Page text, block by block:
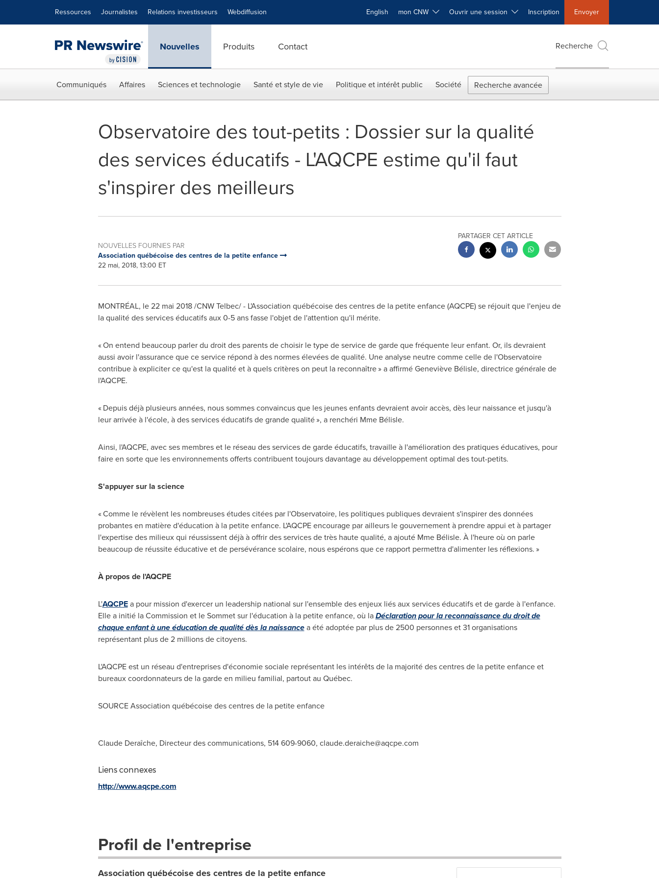
Ressources Journalistes Relations investisseurs Webdiffusion English mon CNW Ouvrir une session Inscription Envoyer
Nouvelles Produits Contact Recherche
Communiqués Affaires Sciences et technologie Santé et style de vie Politique et intérêt public Société Recherche avancée
Observatoire des tout-petits : Dossier sur la qualité
des services éducatifs - L'AQCPE estime qu'il faut
s'inspirer des meilleurs
NOUVELLES FOURNIES PAR
Association québécoise des centres de la petite enfance
22 mai, 2018, 13:00 ET
PARTAGER CET ARTICLE
MONTRÉAL, le 22 mai 2018 /CNW Telbec/ - L'Association québécoise des centres de la petite enfance (AQCPE) se réjouit que l'enjeu de
la qualité des services éducatifs aux 0-5 ans fasse l'objet de l'attention qu'il mérite.
« On entend beaucoup parler du droit des parents de choisir le type de service de garde que fréquente leur enfant. Or, ils devraient
aussi avoir l'assurance que ce service répond à des normes élevées de qualité. Une analyse neutre comme celle de l'Observatoire
contribue à expliciter ce qu'est la qualité et à quels critères on peut la reconnaître » a affirmé Geneviève Bélisle, directrice générale de
l'AQCPE.
« Depuis déjà plusieurs années, nous sommes convaincus que les jeunes enfants devraient avoir accès, dès leur naissance et jusqu'à
leur arrivée à l'école, à des services éducatifs de grande qualité », a renchéri Mme Bélisle.
Ainsi, l'AQCPE, avec ses membres et le réseau des services de garde éducatifs, travaille à l'amélioration des pratiques éducatives, pour
faire en sorte que les environnements offerts contribuent toujours davantage au développement optimal des tout-petits.
S'appuyer sur la science
« Comme le révèlent les nombreuses études citées par l'Observatoire, les politiques publiques devraient s'inspirer des données
probantes en matière d'éducation à la petite enfance. L'AQCPE encourage par ailleurs le gouvernement à prendre appui et à partager
l'expertise des milieux qui réussissent déjà à offrir des services de très haute qualité, a ajouté Mme Bélisle. À l'heure où on parle
beaucoup de réussite éducative et de persévérance scolaire, nous espérons que ce rapport permettra d'alimenter les réflexions. »
À propos de l'AQCPE
L'AQCPEa pour mission d'exercer un leadership national sur l'ensemble des enjeux liés aux services éducatifs et de garde à l'enfance.
Elle a initié la Commission et le Sommet sur l'éducation à la petite enfance, où laDéclaration pour la reconnaissance du droit de
chaque enfant à une éducation de qualité dès la naissancea été adoptée par plus de 2500 personnes et 31 organisations
représentant plus de 2 millions de citoyens.
L'AQCPE est un réseau d'entreprises d'économie sociale représentant les intérêts de la majorité des centres de la petite enfance et
bureaux coordonnateurs de la garde en milieu familial, partout au Québec.
SOURCE Association québécoise des centres de la petite enfance
Claude Deraîche, Directeur des communications, 514 609-9060, claude.deraiche@aqcpe.com
Liens connexes
http://www.aqcpe.com
Profil de l'entreprise
Association québécoise des centres de la petite enfance